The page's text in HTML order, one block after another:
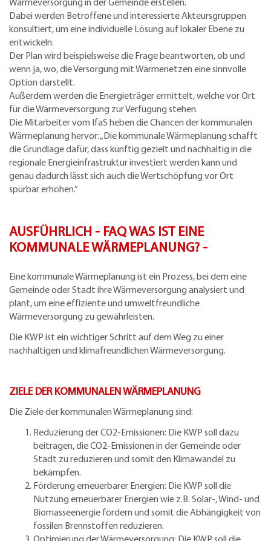
Dabei werden Betroffene und interessierte Akteursgruppen
konsultiert, um eine individuelle Lösung auf lokaler Ebene zu
entwickeln.
Der Plan wird beispielsweise die Frage beantworten, ob und
wenn ja, wo, die Versorgung mit Wärmenetzen eine sinnvolle
Option darstellt.
Außerdem werden die Energieträger ermittelt, welche vor Ort
für die Wärmeversorgung zur Verfügung stehen.
Die Mitarbeiter vom IfaS heben die Chancen der kommunalen
Wärmeplanung hervor: „Die kommunale Wärmeplanung schafft
die Grundlage dafür, dass künftig gezielt und nachhaltig in die
regionale Energieinfrastruktur investiert werden kann und
genau dadurch lässt sich auch die Wertschöpfung vor Ort
spürbar erhöhen.“
AUSFÜHRLICH - FAQ WAS IST EINE
KOMMUNALE WÄRMEPLANUNG? -
Eine kommunale Wärmeplanung ist ein Prozess, bei dem eine
Gemeinde oder Stadt ihre Wärmeversorgung analysiert und
plant, um eine effiziente und umweltfreundliche
Wärmeversorgung zu gewährleisten.
Die KWP ist ein wichtiger Schritt auf dem Weg zu einer
nachhaltigen und klimafreundlichen Wärmeversorgung.
ZIELE DER KOMMUNALEN WÄRMEPLANUNG
Die Ziele der kommunalen Wärmeplanung sind:
Reduzierung der CO2-Emissionen: Die KWP soll dazu
beitragen, die CO2-Emissionen in der Gemeinde oder
Stadt zu reduzieren und somit den Klimawandel zu
bekämpfen.
Förderung erneuerbarer Energien: Die KWP soll die
Nutzung erneuerbarer Energien wie z.B. Solar-, Wind- und
Biomasseenergie fördern und somit die Abhängigkeit von
fossilen Brennstoffen reduzieren.
Optimierung der Wärmeversorgung: Die KWP soll die